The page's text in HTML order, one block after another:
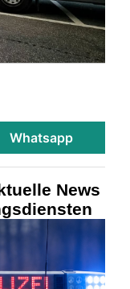
Whatsapp
News